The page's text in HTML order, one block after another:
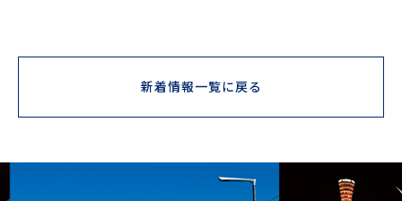
新着情報一覧に戻る